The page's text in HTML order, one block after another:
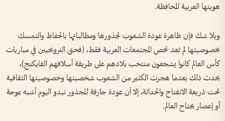
هويتها العربية المحافظة.
وبلا شك فإن ظاهرة عودة الشعوب لجذورها ومطالباتها بالحفاظ والتمسك
بخصوصيتها لم تعد تخص المجتمعات العربية فقط، (فحتى النرويجيين في مباريات
كأس العالم كانوا يشجعون منتخب بلادهم على طريقة أسلافهم الفايكنج)،
يحدث ذلك بعدما هجرت الكثير من الشعوب شخصيتها وخصوصيتها الثقافية
تحت ذريعة الانفتاح والحداثة، إلا أن عودة جارفة للجذور تبدو اليوم أشبه بموجة
أو إعصار يجتاح العالم.